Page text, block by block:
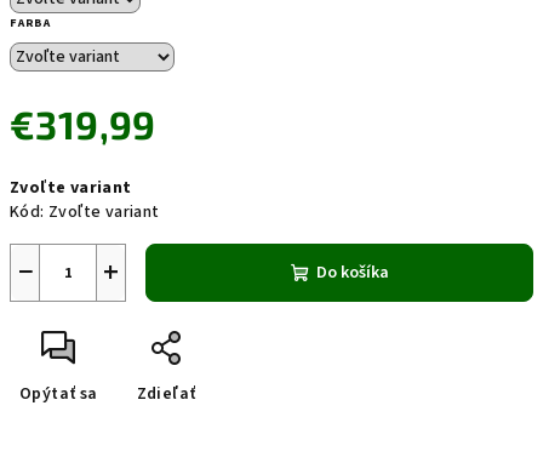
FARBA
€319,99
cena:
Zvoľte variant
Kód: Zvoľte variant
+
− Do košíka
Opýtať sa Zdieľať